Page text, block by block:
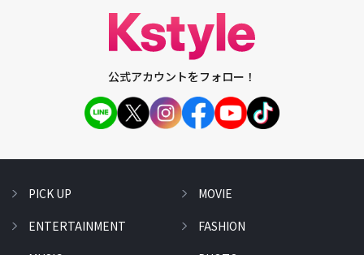
公式アカウントをフォロー！
PICK UP
ENTERTAINMENT
MOVIE
FASHION